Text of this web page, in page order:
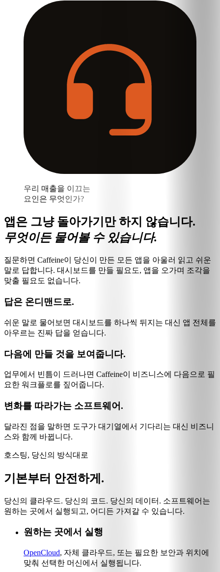
우리 매출을 이끄는
요인은 무엇인가?
앱은 그냥 돌아가기만 하지 않습니다.
무엇이든 물어볼 수 있습니다.
질문하면 Caffeine이 당신이 만든 모든 앱을 아울러 읽고 쉬운
말로 답합니다. 대시보드를 만들 필요도, 앱을 오가며 조각을
맞출 필요도 없습니다.
답은 온디맨드로.
쉬운 말로 물어보면 대시보드를 하나씩 뒤지는 대신 앱 전체를
아우르는 진짜 답을 얻습니다.
다음에 만들 것을 보여줍니다.
업무에서 빈틈이 드러나면 Caffeine이 비즈니스에 다음으로 필
요한 워크플로를 짚어줍니다.
변화를 따라가는 소프트웨어.
달라진 점을 말하면 도구가 대기열에서 기다리는 대신 비즈니
스와 함께 바뀝니다.
호스팅, 당신의 방식대로
기본부터 안전하게.
당신의 클라우드. 당신의 코드. 당신의 데이터. 소프트웨어는
원하는 곳에서 실행되고, 어디든 가져갈 수 있습니다.
원하는 곳에서 실행
OpenCloud, 자체 클라우드, 또는 필요한 보안과 위치에
맞춰 선택한 머신에서 실행됩니다.